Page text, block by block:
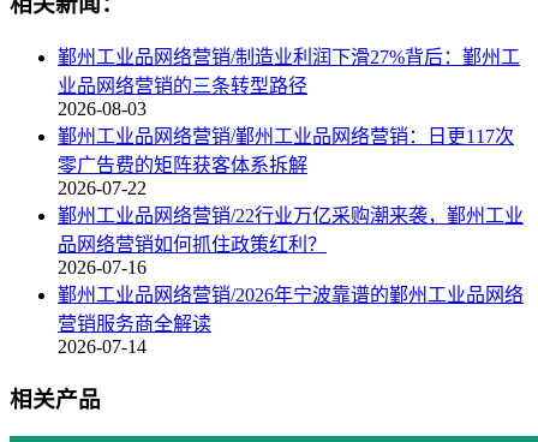
鄞州工业品网络营销/制造业利润下滑27%背后：鄞州工
业品网络营销的三条转型路径
2026-08-03
鄞州工业品网络营销/鄞州工业品网络营销：日更117次
零广告费的矩阵获客体系拆解
2026-07-22
鄞州工业品网络营销/22行业万亿采购潮来袭，鄞州工业
品网络营销如何抓住政策红利？
2026-07-16
鄞州工业品网络营销/2026年宁波靠谱的鄞州工业品网络
营销服务商全解读
2026-07-14
相关产品